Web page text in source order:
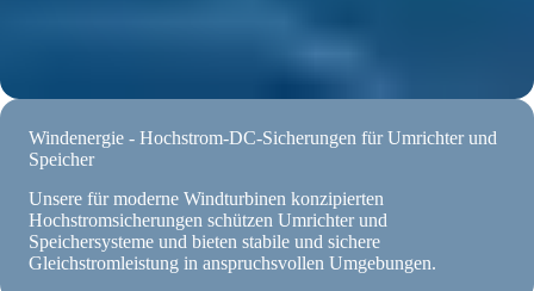
Windenergie - Hochstrom-DC-Sicherungen für Umrichter und
Speicher
Unsere für moderne Windturbinen konzipierten
Hochstromsicherungen schützen Umrichter und
Speichersysteme und bieten stabile und sichere
Gleichstromleistung in anspruchsvollen Umgebungen.